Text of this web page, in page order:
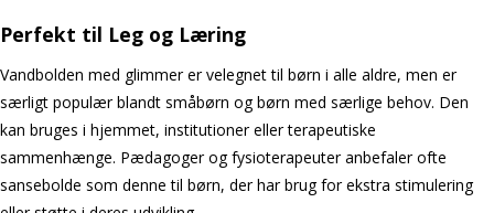
Perfekt til Leg og Læring
Vandbolden med glimmer er velegnet til børn i alle aldre, men er
særligt populær blandt småbørn og børn med særlige behov. Den
kan bruges i hjemmet, institutioner eller terapeutiske
sammenhænge. Pædagoger og fysioterapeuter anbefaler ofte
sansebolde som denne til børn, der har brug for ekstra stimulering